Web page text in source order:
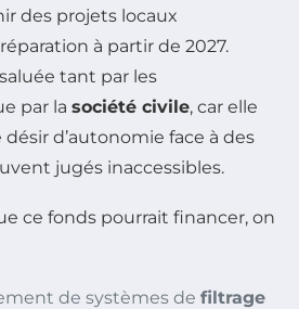
des projets locaux
à partir de 2027.
tant par les
par la société civile, car elle
d’autonomie face à des
jugés inaccessibles.
ce fonds pourrait financer, on
de systèmes de filtrage